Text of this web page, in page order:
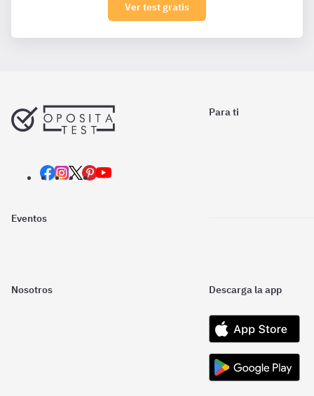
Ver test gratis
Para ti
Eventos
Nosotros Descarga la app